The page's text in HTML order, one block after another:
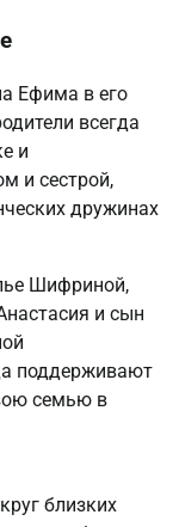
Ефима в его
всегда
и
и сестрой,
дружинах
Шифриной,
и сын
поддерживают
семью в
близких